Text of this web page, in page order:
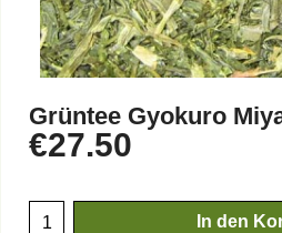
Grüntee Gyokuro
€27.50
In den